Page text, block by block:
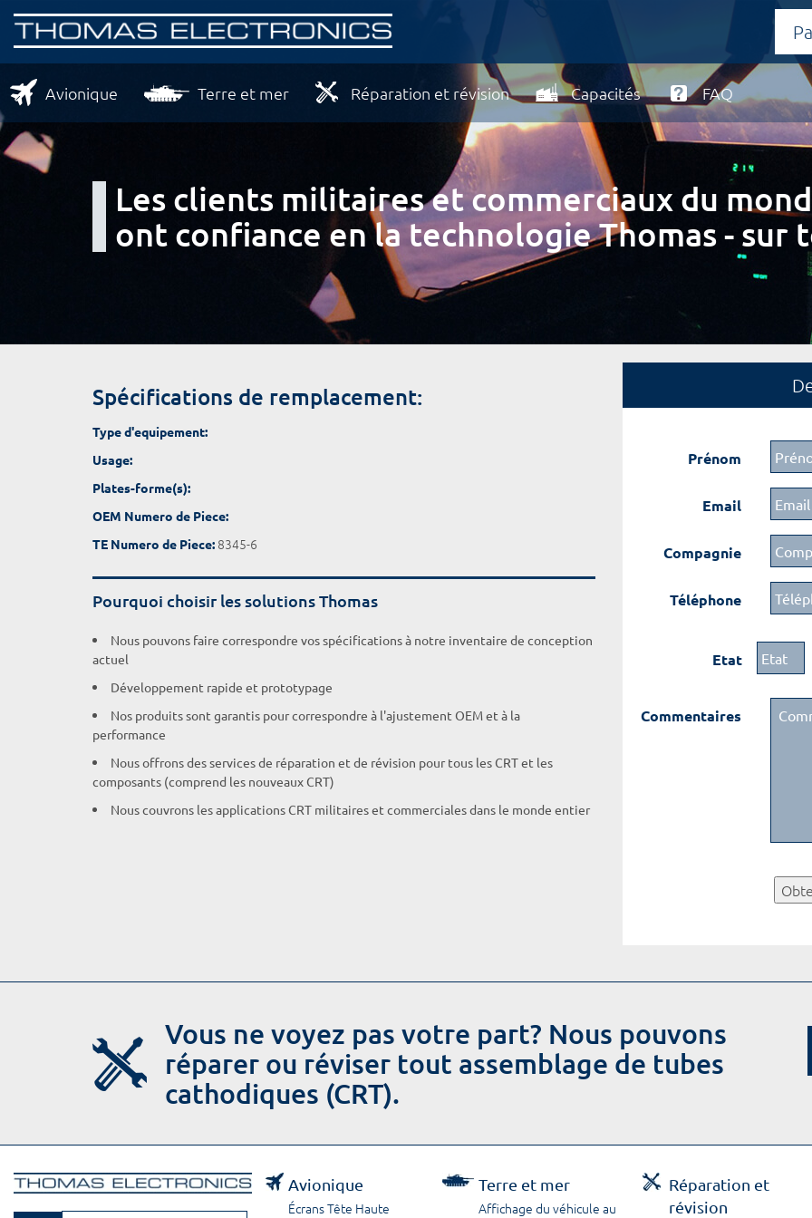
Avionique Terre et mer Réparation et révision Capacités FAQ
Les clients militaires et commerciaux du
ont confiance en la technologie Thomas - sur
Spécifications de remplacement:
Type d'equipement:
Usage:
Plates-forme(s):
OEM Numero de Piece:
TE Numero de Piece: 8345-6
Pourquoi choisir les solutions Thomas
Nous pouvons faire correspondre vos spécifications à notre inventaire de conception
actuel
Développement rapide et prototypage
Nos produits sont garantis pour correspondre à l'ajustement OEM et à la
performance
Nous offrons des services de réparation et de révision pour tous les CRT et les
composants (comprend les nouveaux CRT)
Nous couvrons les applications CRT militaires et commerciales dans le monde entier
Prénom
Email
Compagnie
Téléphone
Etat
Commentaires
Vous ne voyez pas votre part? Nous pouvons
réparer ou réviser tout assemblage de tubes
cathodiques (CRT).
Avionique
Écrans Tête Haute
Terre et mer
Affichage du véhicule au
Réparation et
révision